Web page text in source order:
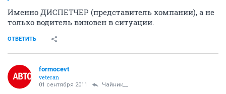
Именно ДИСПЕТЧЕР (представитель компании), а не
только водитель виновен в ситуации.
ОТВЕТИТЬ
formocevt
veteran
01 сентября 2011 Чайник__